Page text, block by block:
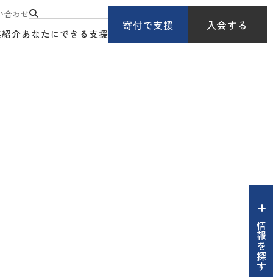
合わせ
介あなたにできる支援
寄付で支援 入会する
情報を探す